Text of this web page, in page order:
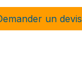
un de​​vis​​